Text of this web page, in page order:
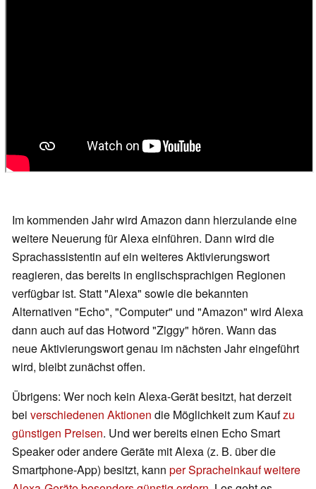
Im kommenden Jahr wird Amazon dann hierzulande eine
weitere Neuerung für Alexa einführen. Dann wird die
Sprachassistentin auf ein weiteres Aktivierungswort
reagieren, das bereits in englischsprachigen Regionen
verfügbar ist. Statt "Alexa" sowie die bekannten
Alternativen "Echo", "Computer" und "Amazon" wird Alexa
dann auch auf das Hotword "Ziggy" hören. Wann das
neue Aktivierungswort genau im nächsten Jahr eingeführt
wird, bleibt zunächst offen.
Übrigens: Wer noch kein Alexa-Gerät besitzt, hat derzeit
bei verschiedenen Aktionen die Möglichkeit zum Kaufzu
günstigen Preisen. Und wer bereits einen Echo Smart
Speaker oder andere Geräte mit Alexa (z. B. über die
Smartphone-App) besitzt, kann per Spracheinkauf weitere